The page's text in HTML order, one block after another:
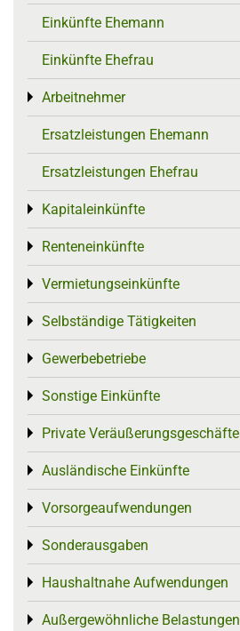
Einkünfte Ehemann
Einkünfte Ehefrau
Arbeitnehmer
Toggle menu
Ersatzleistungen Ehemann
Ersatzleistungen Ehefrau
Kapitaleinkünfte
Toggle menu
Renteneinkünfte
Toggle menu
Vermietungseinkünfte
Toggle menu
Selbständige Tätigkeiten
Toggle menu
Gewerbebetriebe
Toggle menu
Sonstige Einkünfte
Toggle menu
Private Veräußerungsgeschäfte
Toggle menu
Ausländische Einkünfte
Toggle menu
Vorsorgeaufwendungen
Toggle menu
Sonderausgaben
Toggle menu
Haushaltnahe Aufwendungen
Toggle menu
Außergewöhnliche Belastungen
Toggle menu